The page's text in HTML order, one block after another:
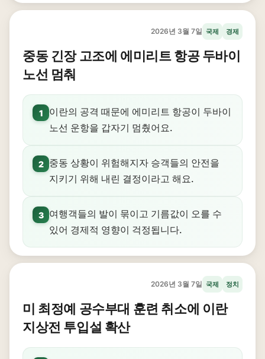
2026년 3월 7일 국제 경제
중동 긴장 고조에 에미리트 항공 두바이
노선 멈춰
1
이란의 공격 때문에 에미리트 항공이 두바이
노선 운항을 갑자기 멈췄어요.
2
중동 상황이 위험해지자 승객들의 안전을
지키기 위해 내린 결정이라고 해요.
3
여행객들의 발이 묶이고 기름값이 오를 수
있어 경제적 영향이 걱정됩니다.
2026년 3월 7일 국제 정치
미 최정예 공수부대 훈련 취소에 이란
지상전 투입설 확산